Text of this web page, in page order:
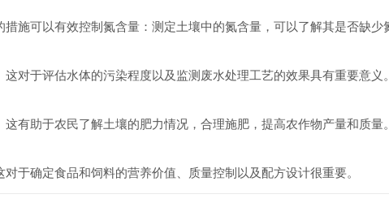
可以有效控制氮含量：测定土壤中的氮含量，可以了解其是否缺少
于评估水体的污染程度以及监测废水处理工艺的效果具有重要意义。
助于农民了解土壤的肥力情况，合理施肥，提高农作物产量和质量。
确定食品和饲料的营养价值、质量控制以及配方设计很重要。